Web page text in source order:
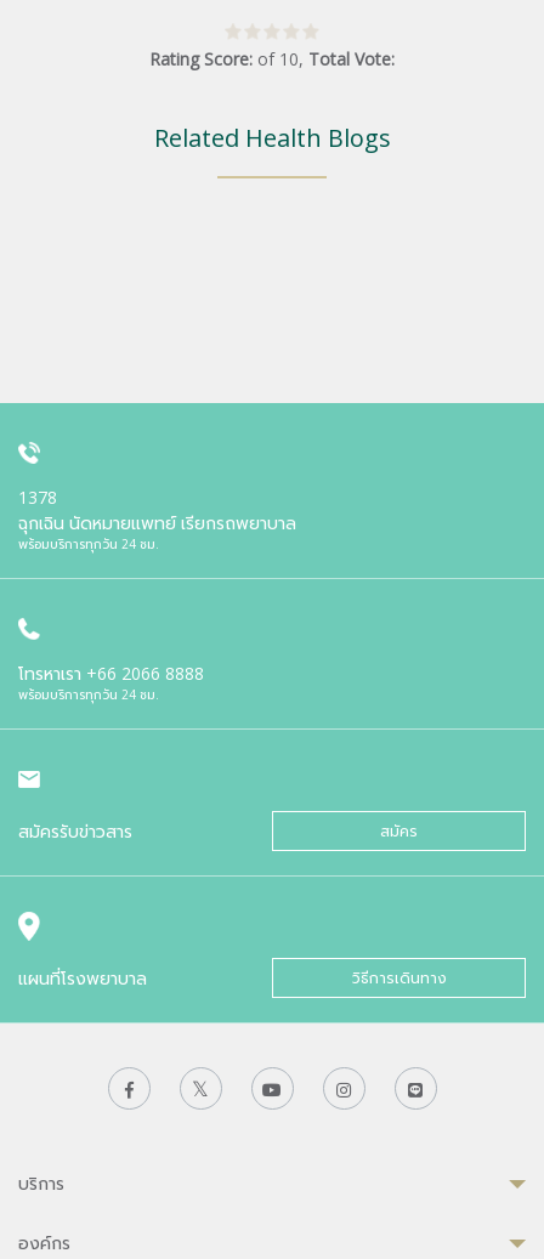
Rating Score: of 10, Total Vote:
Related Health Blogs
1378
ฉุกเฉิน นัดหมายแพทย์ เรียกรถพยาบาล
พร้อมบริการทุกวัน 24 ชม.
โทรหาเรา +66 2066 8888
พร้อมบริการทุกวัน 24 ชม.
สมัครรับข่าวสาร สมัคร
แผนที่โรงพยาบาล วิธีการเดินทาง
บริการ
องค์กร